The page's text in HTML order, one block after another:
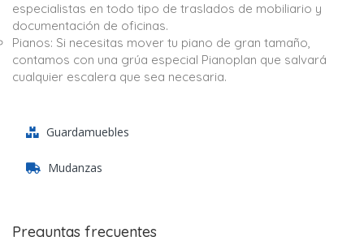
especialistas en todo tipo de traslados de mobiliario y
documentación de oficinas.
Pianos: Si necesitas mover tu piano de gran tamaño,
contamos con una grúa especial Pianoplan que salvará
cualquier escalera que sea necesaria.
Guardamuebles
Mudanzas
Preguntas frecuentes